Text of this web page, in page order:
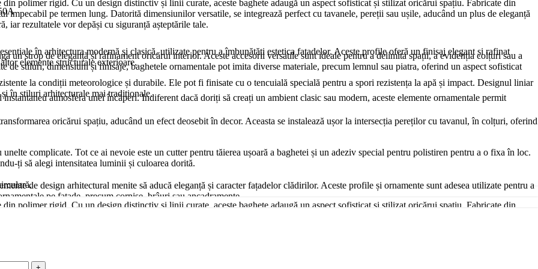
din polimer rigid. Cu un design distinctiv și linii curate, aceste baghete adaugă un aspect sofisticat și stilizat oricărui spațiu. Fabricate din
impecabil pe termen lung. Datorită dimensiunilor versatile, se integrează perfect cu tavanele, pereții sau ușile, aducând un plus de eleganță
iar rezultatele vor depăși cu siguranță așteptările tale.
oricărui spațiu, aducând un efect deosebit în decor. Aceasta se instalează ușor la intersecția pereților cu tavanul, în colțuri, oferind
complicate. Tot ce ai nevoie este un cutter pentru tăierea ușoară a baghetei și un adeziv special pentru polistiren pentru a o fixa în loc.
ți să alegi intensitatea luminii și culoarea dorită.
punct de interes vizual, dar oferi camerei tale o dimensiune unică care combină eleganța și modernitatea, creând interes vizual. Poți să
în arhitectura modernă și clasică, utilizate pentru a îmbunătăți estetica fațadelor. Aceste profile oferă un finisaj elegant și rafinat
elemente structurale exterioare.
la condiții meteorologice și durabile. Ele pot fi finisate cu o tencuială specială pentru a spori rezistența la apă și impact. Designul liniar
în stiluri arhitecturale mai tradiționale.
de design arhitectural menite să aducă eleganță și caracter fațadelor clădirilor. Aceste profile și ornamente sunt adesea utilizate pentru a
pe fațade, precum cornișe, brâuri sau ancadramente.
impact.
un strop de eleganță și rafinament oricărui interior. Aceste accesorii versatile sunt ideale pentru a delimita spații, a evidenția colțuri sau a
de stiluri, dimensiuni și finisaje, baghetele ornamentale pot imita diverse materiale, precum lemnul sau piatra, oferind un aspect sofisticat
atmosfera unei încăperi. Indiferent dacă doriți să creați un ambient clasic sau modern, aceste elemente ornamentale permit
polimer rigid. Cu un design distinctiv și linii curate, aceste baghete adaugă un aspect sofisticat și stilizat oricărui spațiu. Fabricate din
iar rezultatele vor depăși cu siguranță așteptările tale.